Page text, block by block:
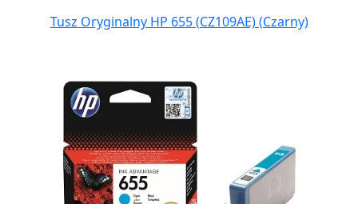
Tusz Oryginalny HP 655 (CZ109AE) (Czarny)